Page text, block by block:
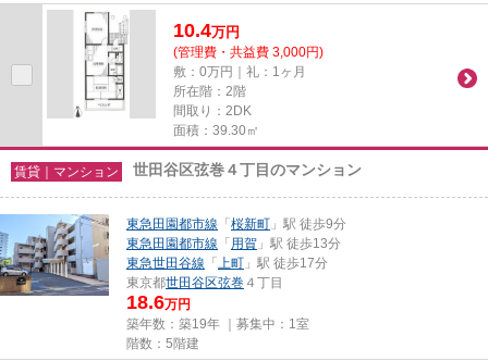
です。こちらのアパートでは...
10.4万円
(管理費・共益費 3,000円)
敷：0万円｜礼：1ヶ月
所在階：2階
間取り：2DK
面積：39.30㎡
賃貸｜マンション 世田谷区弦巻４丁目のマンション
東急田園都市線 「桜新町 」駅 徒歩9分
東急田園都市線 「用賀 」駅 徒歩13分
東急世田谷線 「 上町 」駅 徒歩17分
東京都世田谷区弦巻 ４丁目
18.6万円
築年数：築19年 ｜募集中： 1室
階数：5階建